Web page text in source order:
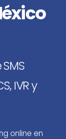
IVR y
online en